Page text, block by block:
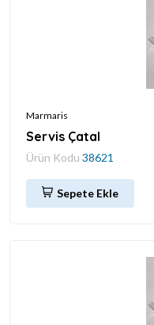
Marmaris
Servis Çatal
Ürün Kodu 38621
Sepete Ekle